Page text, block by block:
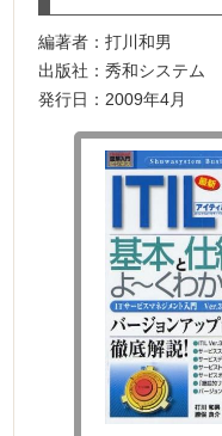
編著者：打川和男
出版社：秀和システム
発行日：2009年4月